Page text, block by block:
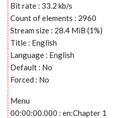
Bit rate : 33.2 kb/s
Count of elements : 2960
Stream size : 28.4 MiB (1%)
Title : English
Language : English
Default : No
Forced : No
Menu
00:00:00.000 : en:Chapter 1